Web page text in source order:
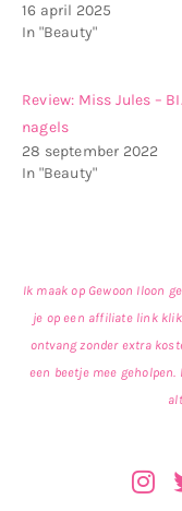
16 april 2025
In "Beauty"
Review: Miss Jules –
nagels
28 september 2022
In "Beauty"
Ik maak op Gewoon Iloon
je op een affiliate link
ontvang zonder extra
een beetje mee